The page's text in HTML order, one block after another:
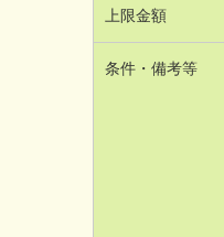
上限金額
条件・備考等